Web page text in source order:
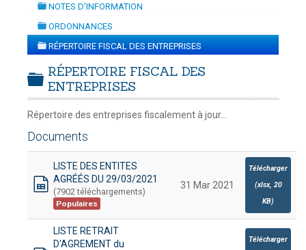
NOTES D'INFORMATION
folder
ORDONNANCES
folder
RÉPERTOIRE FISCAL DES ENTREPRISES
folder
RÉPERTOIRE FISCAL DES
ENTREPRISES
Répertoire des entreprises fiscalement à jour...
Documents
spreadsheet
LISTE DES ENTITES
AGRÉÉS DU 29/03/2021
(7902 téléchargements)
Populaires
31 Mar 2021
Télécharger
(xlsx, 20
KB)
LISTE RETRAIT
D'AGREMENT du
Télécharger